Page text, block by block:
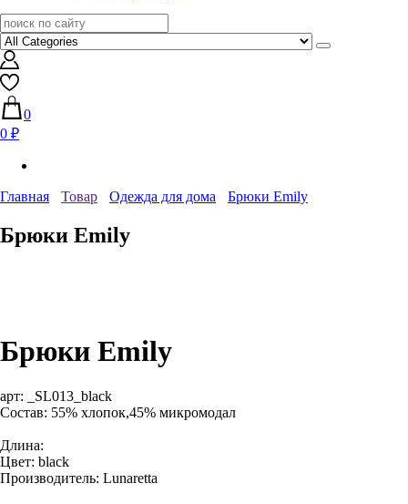
0
0 ₽
Главная Товар Одежда для дома Брюки Emily
Брюки Emily
Брюки Emily
арт:
_SL013_black
Состав: 55% хлопок,45% микромодал
Длина:
Цвет: black
Производитель: Lunaretta